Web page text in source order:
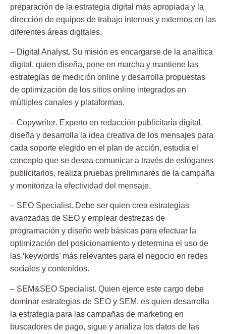
preparación de la estrategia digital más apropiada y la
dirección de equipos de trabajo internos y externos en las
diferentes áreas digitales.
– Digital Analyst. Su misión es encargarse de la analítica
digital, quien diseña, pone en marcha y mantiene las
estrategias de medición online y desarrolla propuestas
de optimización de los sitios online integrados en
múltiples canales y plataformas.
– Copywriter. Experto en redacción publicitaria digital,
diseña y desarrolla la idea creativa de los mensajes para
cada soporte elegido en el plan de acción, estudia el
concepto que se desea comunicar a través de eslóganes
publicitarios, realiza pruebas preliminares de la campaña
y monitoriza la efectividad del mensaje.
– SEO Specialist. Debe ser quien crea estrategias
avanzadas de SEO y emplear destrezas de
programación y diseño web básicas para efectuar la
optimización del posicionamiento y determina el uso de
las ‘keywords’ más relevantes para el negocio en redes
sociales y contenidos.
– SEM&SEO Specialist. Quien ejerce este cargo debe
dominar estrategias de SEO y SEM, es quien desarrolla
la estrategia para las campañas de marketing en
buscadores de pago, sigue y analiza los datos de las